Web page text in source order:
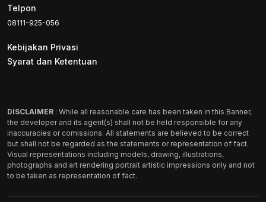
Telpon
08111-925-056
Kebijakan Privasi
Syarat dan Ketentuan
DISCLAIMER : While all reasonable care has been taken in this Banner,
the developer and its agent(s) shall not be held responsible for any
inaccuracies or comissions. All statements are believed to be correct
but shall not be regarded as the statements or representation of fact.
Visual representations including models, drawing, illustrations,
photographs and art rendering portrait artistic impressions only and not
to be taken as representation of fact.